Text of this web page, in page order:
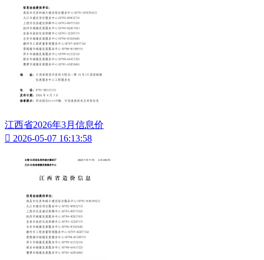
江西省2026年3月信息价
 2026-05-07 16:13:58